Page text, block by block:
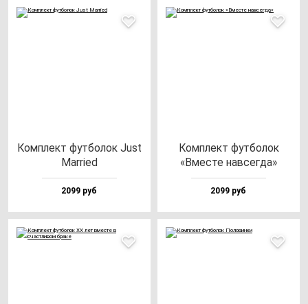
Ком­плект фут­бо­лок Just
Mar­ri­ed
2099 руб
Ком­плект фут­бо­лок
«Вмес­те нав­сег­да»
2099 руб